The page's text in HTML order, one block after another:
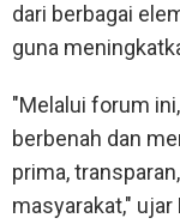
dari berbagai
guna
"Melalui forum
berbenah dan
prima,
masyarakat," ujar